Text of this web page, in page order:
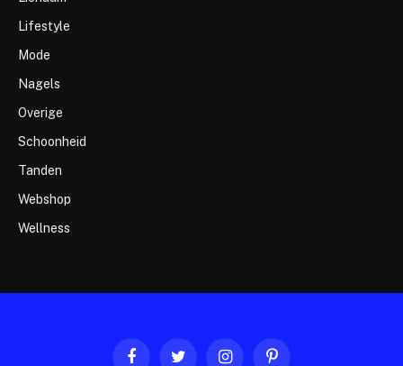
Lifestyle
Mode
Nagels
Overige
Schoonheid
Tanden
Webshop
Wellness